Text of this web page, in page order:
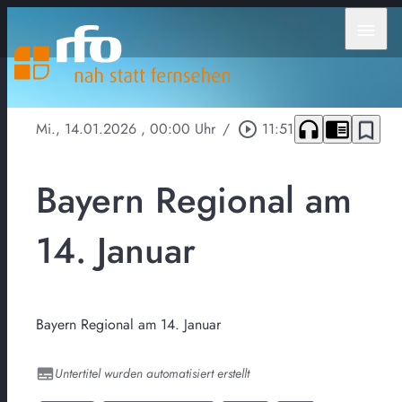
Mi., 14.01.2026 , 00:00 Uhr / play_circle_outline 11:51 headphones chrome_reader_mode bookmark_border
Bayern Regional am
14. Januar
Bayern Regional am 14. Januar
Untertitel wurden automatisiert erstellt